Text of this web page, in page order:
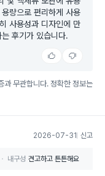
량으로 편리하게 사용
사용성과 디자인에 만
후기가 있습니다.
과 무관합니다. 정확한 정보는
2026-07-31 신고
내구성 견고하고 튼튼해요